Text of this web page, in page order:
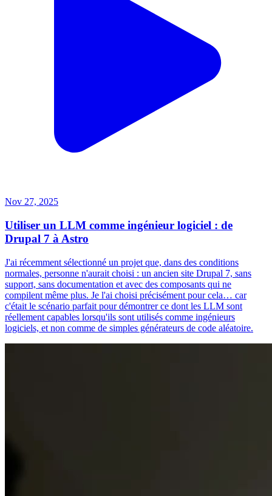
Nov 27, 2025
Utiliser un LLM comme ingénieur logiciel : de
Drupal 7 à Astro
J'ai récemment sélectionné un projet que, dans des conditions
normales, personne n'aurait choisi : un ancien site Drupal 7, sans
support, sans documentation et avec des composants qui ne
compilent même plus. Je l'ai choisi précisément pour cela… car
c'était le scénario parfait pour démontrer ce dont les LLM sont
réellement capables lorsqu'ils sont utilisés comme ingénieurs
logiciels, et non comme de simples générateurs de code aléatoire.